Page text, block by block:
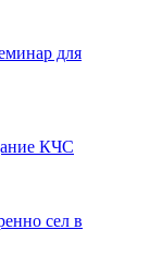
для
КЧС
сел в